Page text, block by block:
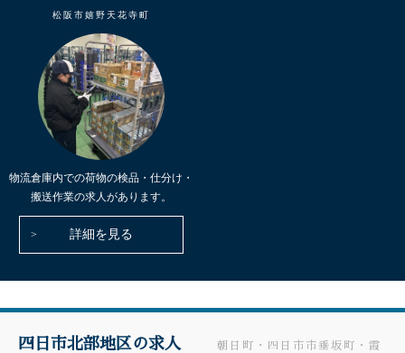
松阪市嬉野天花寺町
物流倉庫内での荷物の検品・仕分け・
搬送作業の求人があります。
詳細を見る
四日市北部地区の求人 朝日町・四日市市垂坂町・霞